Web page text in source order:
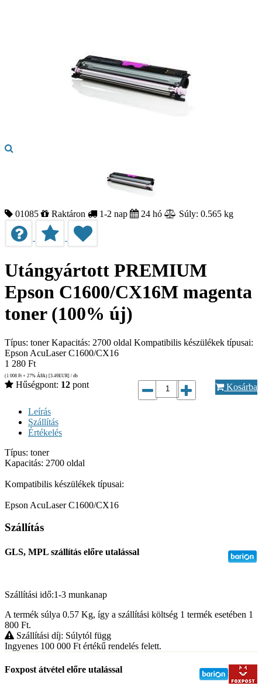
01085 Raktáron 1-2 nap 24 hó Súly: 0.565 kg
Utángyártott PREMIUM
Epson C1600/CX16M magenta
toner (100% új)
Típus: toner Kapacitás: 2700 oldal Kompatibilis készülékek típusai:
Epson AcuLaser C1600/CX16
1 280 Ft
(1 008 Ft + 27% ÁFA) [3.49EUR] / db
Hűségpont: 12 pont Kosárba
Leírás
Szállítás
Értékelés
Típus: toner
Kapacitás: 2700 oldal
Kompatibilis készülékek típusai:
Epson AcuLaser C1600/CX16
Szállítás
GLS, MPL szállítás előre utalással
Szállítási idő:1-3 munkanap
A termék súlya 0.57 Kg, így a szállítási költség 1 termék esetében 1
800 Ft.
Szállítási díj: Súlytól függ
Ingyenes 100 000 Ft értékű rendelés felett.
Foxpost átvétel előre utalással